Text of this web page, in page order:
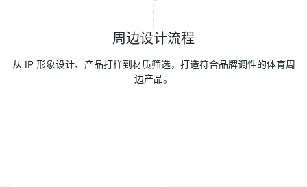
周边设计流程
从 IP 形象设计、产品打样到材质筛选，打造符合品牌调性的体育周
边产品。